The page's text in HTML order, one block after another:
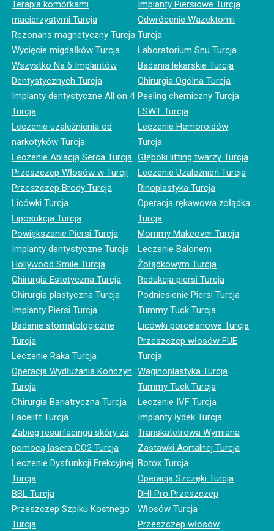
Terapia komórkami
macierzystymi Turcja
Rezonans magnetyczny Turcja
Wycięcie migdałków Turcja
Wszystko Na 6 Implantów
Dentystycznych Turcja
Implanty dentystyczne All on 4
Turcja
Leczenie uzależnienia od
narkotyków Turcja
Leczenie Ablacją Serca Turcja
Przeszczep Włosów w Turcji
Przeszczep Brody Turcja
Licówki Turcja
Liposukcja Turcja
Powiększanie Piersi Turcja
Implanty dentystyczne Turcja
Hollywood Smile Turcja
Chirurgia Estetyczna Turcja
Chirurgia plastyczna Turcja
Implanty Piersi Turcja
Badanie stomatologiczne
Turcja
Leczenie Raka Turcja
Operacja Wydłużania Kończyn
Turcja
Chirurgia Bariatryczna Turcja
Facelift Turcja
Zabieg resurfacingu skóry za
pomocą lasera CO2 Turcja
Leczenie Dysfunkcji Erekcyjnej
Turcja
BBL Turcja
Przeszczep Szpiku Kostnego
Turcja
Implanty Piersiowe Turcja
Odwrócenie Wazektomii
Turcja
Laboratorium Snu Turcja
Badania lekarskie Turcja
Chirurgia Ogólna Turcja
Peeling chemiczny Turcja
ESWT Turcja
Leczenie Hemoroidów
Turcja
Głęboki lifting twarzy Turcja
Leczenie Uzależnień Turcja
Rinoplastyka Turcja
Operacja rękawowa żołądka
Turcja
Mommy Makeover Turcja
Leczenie Balonem
Żołądkowym Turcja
Redukcja piersi Turcja
Podniesienie Piersi Turcja
Tummy Tuck Turcja
Licówki porcelanowe Turcja
Przeszczep włosów FUE
Turcja
Waginoplastyka Turcja
Tummy Tuck Turcja
Leczenie IVF Turcja
Implanty łydek Turcja
Transkatetrowa Wymiana
Zastawki Aortalnej Turcja
Botox Turcja
Operacja Szczęki Turcja
DHI Pro Przeszczep
Włosów Turcja
Przeszczep włosów